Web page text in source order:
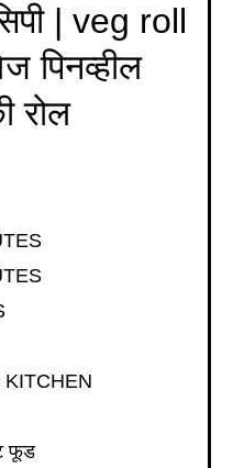
| veg roll
पिनव्हील
रोल
फूड